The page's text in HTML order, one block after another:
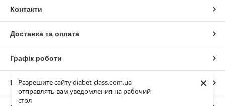
Разрешите сайту diabet-class.com.ua
отправлять вам уведомления на рабочий
стол
×
Контакти
Доставка та оплата
Графік роботи
Повна версія сайту